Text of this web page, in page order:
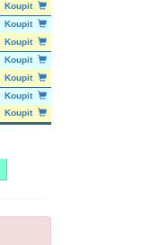
Koupit
Koupit
Koupit
Koupit
Koupit
Koupit
Koupit